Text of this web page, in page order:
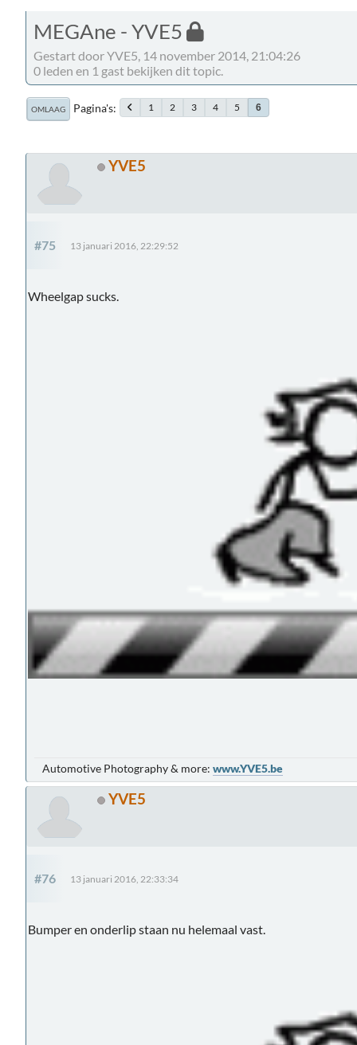
MEGAne - YVE5
Gestart door YVE5, 14 november 2014, 21:04:26
0 leden en 1 gast bekijken dit topic.
OMLAAG Pagina's 1 2 3 4 5 6
YVE5
#75 13 januari 2016, 22:29:52
Wheelgap sucks.
Automotive Photography & more: www.YVE5.be
YVE5
#76 13 januari 2016, 22:33:34
Bumper en onderlip staan nu helemaal vast.